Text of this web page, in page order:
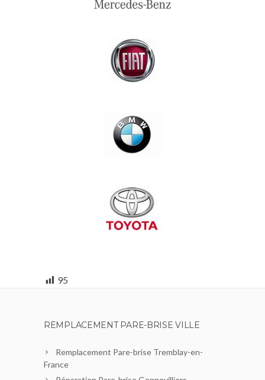
95
REMPLACEMENT PARE-BRISE VILLE
Remplacement Pare-brise Tremblay-en-
France